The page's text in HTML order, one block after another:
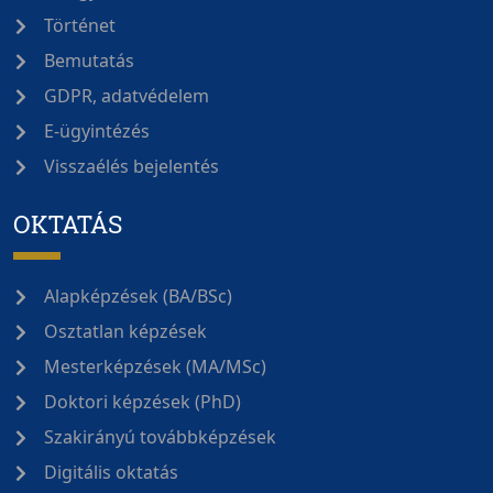
Történet
Bemutatás
GDPR, adatvédelem
E-ügyintézés
Visszaélés bejelentés
OKTATÁS
Alapképzések (BA/BSc)
Osztatlan képzések
Mesterképzések (MA/MSc)
Doktori képzések (PhD)
Szakirányú továbbképzések
Digitális oktatás